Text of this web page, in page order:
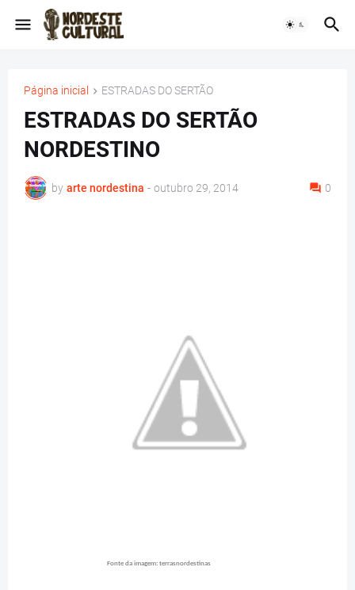
Página inicial ESTRADAS DO SERTÃO
ESTRADAS DO SERTÃO
NORDESTINO
by arte nordestina - outubro 29, 2014 0
Fonte da imagem: terrasnordestinas